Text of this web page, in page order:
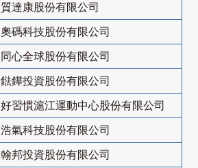
質達康股份有限公司
奧碼科技股份有限公司
同心全球股份有限公司
鍅鏵投資股份有限公司
好習慣滬江運動中心股份有限公司
浩氣科技股份有限公司
翰邦投資股份有限公司